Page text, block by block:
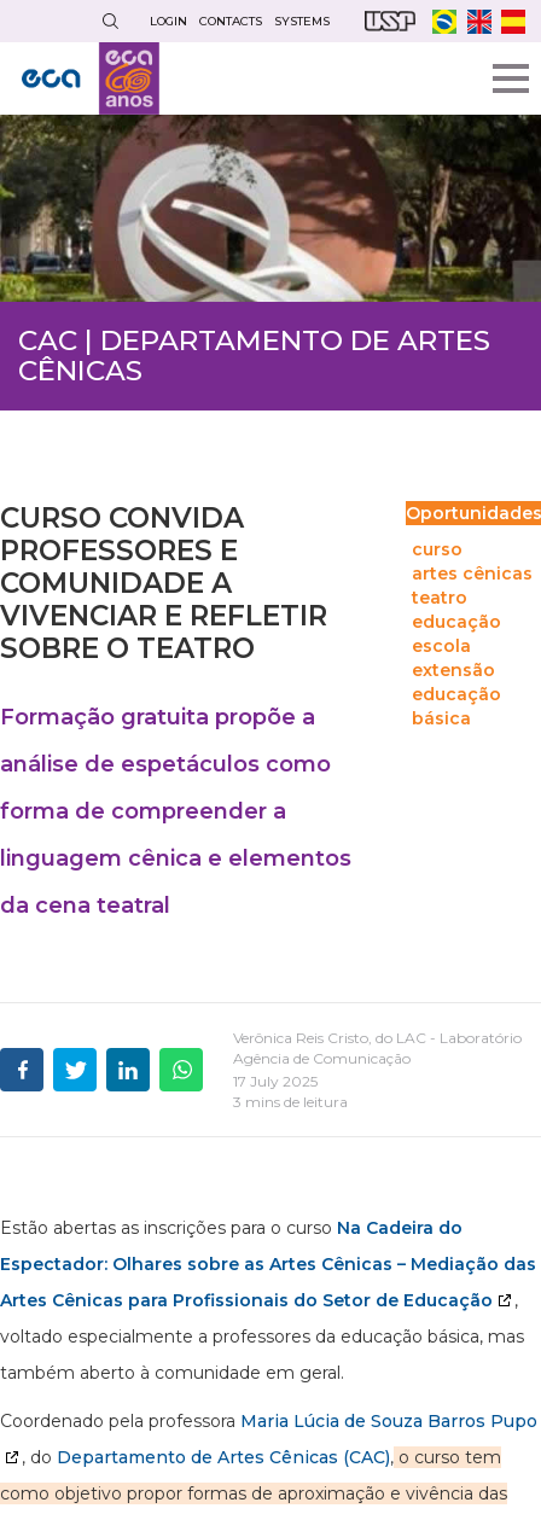
main
content
LOGIN CONTACTS SYSTEMS
CAC | DEPARTAMENTO DE ARTES
CÊNICAS
CURSO CONVIDA
PROFESSORES E
COMUNIDADE A
VIVENCIAR E REFLETIR
SOBRE O TEATRO
Formação gratuita propõe a
análise de espetáculos como
forma de compreender a
linguagem cênica e elementos
da cena teatral
Oportunidades
curso
artes cênicas
teatro
educação
escola
extensão
educação
básica
Verônica Reis Cristo, do LAC - Laboratório
Agência de Comunicação
17 July 2025
3 mins de leitura
Estão abertas as inscrições para o curso Na Cadeira do
Espectador: Olhares sobre as Artes Cênicas – Mediação das
Artes Cênicas para Profissionais do Setor de Educação
,
voltado especialmente a professores da educação básica, mas
também aberto à comunidade em geral.
Coordenado pela professora Maria Lúcia de Souza Barros Pupo
, do Departamento de Artes Cênicas (CAC), o curso tem
como objetivo propor formas de aproximação e vivência das